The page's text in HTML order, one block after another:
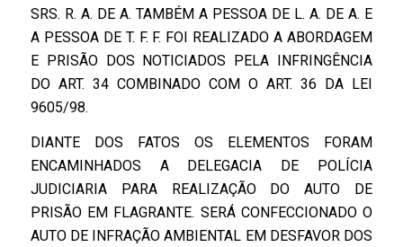
SRS. R. A. DE A. TAMBÉM A PESSOA DE L. A. DE A. E
A PESSOA DE T. F. F. FOI REALIZADO A ABORDAGEM
E PRISÃO DOS NOTICIADOS PELA INFRINGÊNCIA
DO ART. 34 COMBINADO COM O ART. 36 DA LEI
9605/98.
DIANTE DOS FATOS OS ELEMENTOS FORAM
ENCAMINHADOS A DELEGACIA DE POLÍCIA
JUDICIARIA PARA REALIZAÇÃO DO AUTO DE
PRISÃO EM FLAGRANTE. SERÁ CONFECCIONADO O
AUTO DE INFRAÇÃO AMBIENTAL EM DESFAVOR DOS